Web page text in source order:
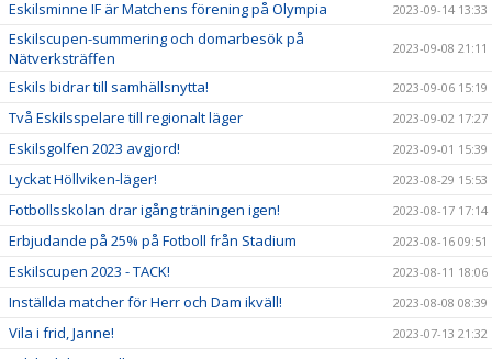
Eskilsminne IF är Matchens förening på Olympia 2023-09-14 13:33
Eskilscupen-summering och domarbesök på
Nätverksträffen
2023-09-08 21:11
Eskils bidrar till samhällsnytta! 2023-09-06 15:19
Två Eskilsspelare till regionalt läger 2023-09-02 17:27
Eskilsgolfen 2023 avgjord! 2023-09-01 15:39
Lyckat Höllviken-läger! 2023-08-29 15:53
Fotbollsskolan drar igång träningen igen! 2023-08-17 17:14
Erbjudande på 25% på Fotboll från Stadium 2023-08-16 09:51
Eskilscupen 2023 - TACK! 2023-08-11 18:06
Inställda matcher för Herr och Dam ikväll! 2023-08-08 08:39
Vila i frid, Janne! 2023-07-13 21:32